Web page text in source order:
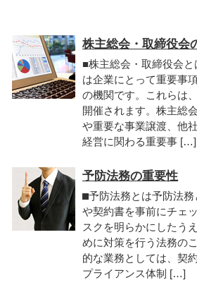
株主総会・取締役会
■株主総会・取締役会
は企業にとって重要事
の機関です。これらは
開催されます。株主総
や重要な事業譲渡、他
経営に関わる重要事 […]
予防法務の重要性
⬛︎予防法務とは予防法
や契約書を事前にチェ
スクを明らかにしたう
めに対策を行う法務の
的な業務としては、契
プライアンス体制 […]